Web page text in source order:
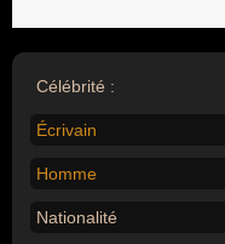
Célébrité :
Écrivain
Homme
Nationalité